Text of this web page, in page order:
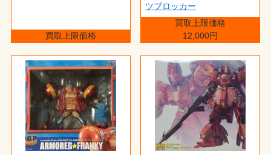
買取上限価格
ツブロッカー
買取上限価格
12,000円